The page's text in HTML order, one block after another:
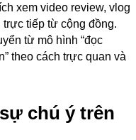
xem video review, vlog
tiếp từ cộng đồng.
từ mô hình “đọc
theo cách trực quan và
chú ý trên